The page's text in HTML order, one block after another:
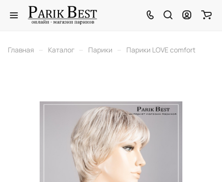
Главная – Каталог – Парики – Парики LOVE comfort